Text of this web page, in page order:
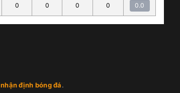
0 0 0 0 0.0
nhận định bóng đá.